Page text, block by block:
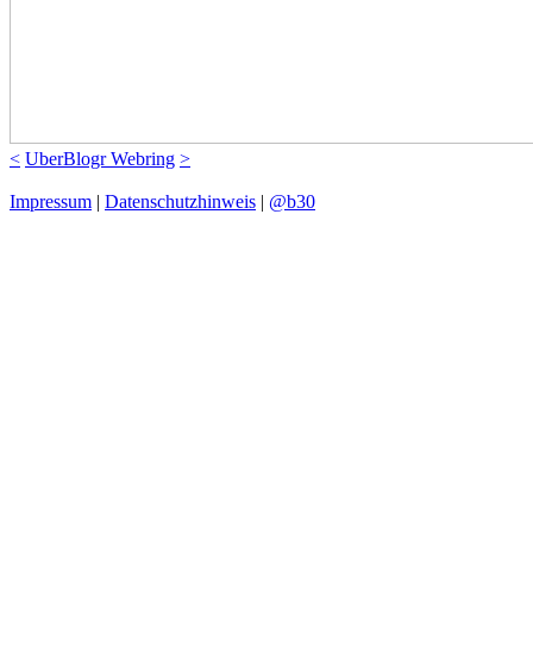
< UberBlogr Webring >
Impressum | Datenschutzhinweis | @b30